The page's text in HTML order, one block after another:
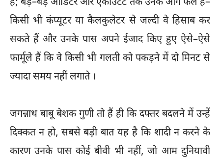
है; बड़े–बड़े ऑडिटर और एकाउंटेंट तक उनके आगे फेल हैं–
किसी भी कंप्यूटर या कैलकुलेटर से जल्दी वे हिसाब कर
सकते हैं और उनके पास अपने ईजाद किए हुए ऐसे–ऐसे
फार्मूले हैं कि वे किसी भी गलती को पकड़ने में दो मिनट से
ज्यादा समय नहीं लगाते ।
जगन्नाथ बाबू बेशक गुणी तो हैं ही कि दफ्तर बदलने में उन्हें
दिक्कत न हो, सबसे बड़ी बात यह है कि शादी न करने के
कारण उनके पास कोई बीवी भी नहीं, जो आम दुनियावी